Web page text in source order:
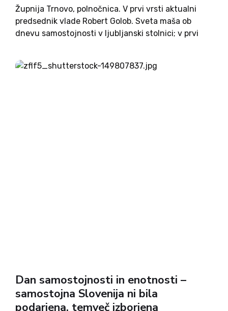
Župnija Trnovo, polnočnica. V prvi vrsti aktualni
predsednik vlade Robert Golob. Sveta maša ob
dnevu samostojnosti v ljubljanski stolnici; v prvi
2025, seveda. Robert Golob je postal predsednik
vlade Republike Slovenije 25. maja...
Dan samostojnosti in enotnosti –
samostojna Slovenija ni bila
podarjena, temveč izborjena